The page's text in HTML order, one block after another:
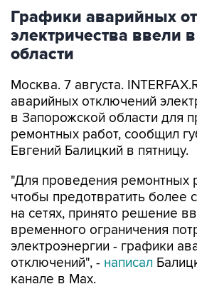
Графики аварийных
электричества ввели
области
Москва. 7 августа.
аварийных отключений
в Запорожской области для
ремонтных работ, сообщил
Евгений Балицкий в пятницу.
"Для проведения ремонтных
чтобы предотвратить более
на сетях, принято решение
временного ограничения
электроэнергии - графики
отключений", - написал
канале в Max.